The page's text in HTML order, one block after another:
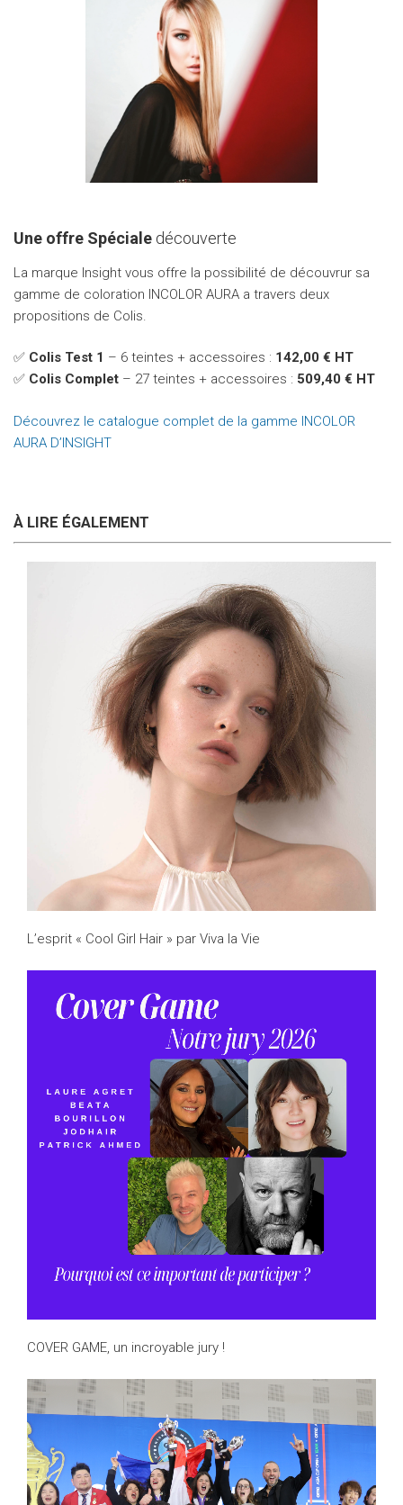
Une offre Spéciale découverte
La marque Insight vous offre la possibilité de découvrur sa
gamme de coloration INCOLOR AURA a travers deux
propositions de Colis.
✅ Colis Test 1 – 6 teintes + accessoires : 142,00 € HT
✅ Colis Complet – 27 teintes + accessoires : 509,40 € HT
Découvrez le catalogue complet de la gamme INCOLOR
AURA D’INSIGHT
À LIRE ÉGALEMENT
L’esprit « Cool Girl Hair » par Viva la Vie
COVER GAME, un incroyable jury !